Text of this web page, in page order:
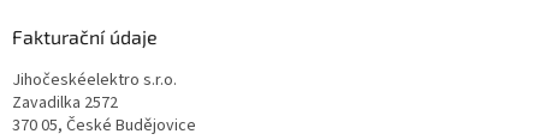
Fakturační údaje
Jihočeskéelektro s.r.o.
Zavadilka 2572
370 05, České Budějovice